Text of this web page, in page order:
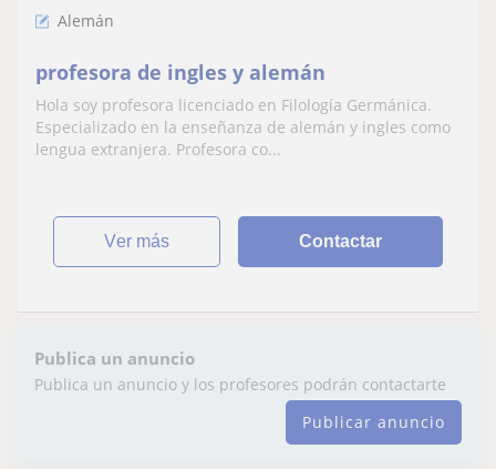
Alemán
profesora de ingles y alemán
Hola soy profesora licenciado en Filología Germánica.
Especializado en la enseñanza de alemán y ingles como
lengua extranjera. Profesora co...
ver más Contactar
Publica un anuncio
Publica un anuncio y los profesores podrán contactarte
Publicar anuncio